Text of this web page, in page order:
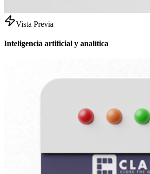
Vista Previa
Inteligencia artificial y analítica